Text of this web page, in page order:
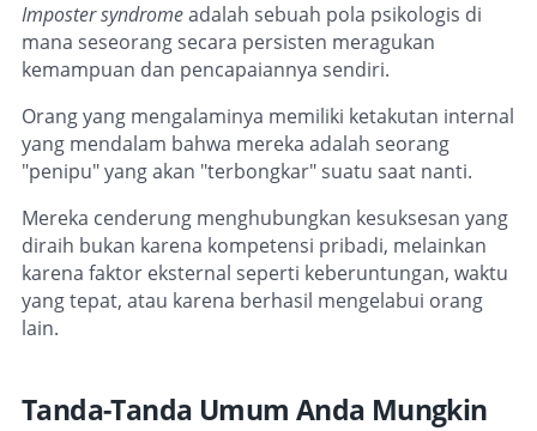
Imposter syndromeadalah sebuah pola psikologis di
mana seseorang secara persisten meragukan
kemampuan dan pencapaiannya sendiri.
Orang yang mengalaminya memiliki ketakutan internal
yang mendalam bahwa mereka adalah seorang
"penipu" yang akan "terbongkar" suatu saat nanti.
Mereka cenderung menghubungkan kesuksesan yang
diraih bukan karena kompetensi pribadi, melainkan
karena faktor eksternal seperti keberuntungan, waktu
yang tepat, atau karena berhasil mengelabui orang
lain.
Tanda-Tanda Umum Anda Mungkin